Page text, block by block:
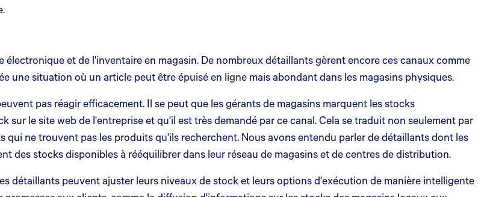
et de l'inventaire en magasin. De nombreux détaillants gèrent encore ces canaux comme
une situation où un article peut être épuisé en ligne mais abondant dans les magasins physiques.
pas réagir efficacement. Il se peut que les gérants de magasins marquent les stocks
sur le site web de l'entreprise et qu'il est très demandé par ce canal. Cela se traduit non seulement par
ne trouvent pas les produits qu'ils recherchent. Nous avons entendu parler de détaillants dont les
des stocks disponibles à rééquilibrer dans leur réseau de magasins et de centres de distribution.
détaillants peuvent ajuster leurs niveaux de stock et leurs options d'exécution de manière intelligente